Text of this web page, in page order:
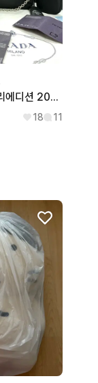
[S+급] 프라다 리에디션 2005 라나일론 호보백 숄더백
18 11